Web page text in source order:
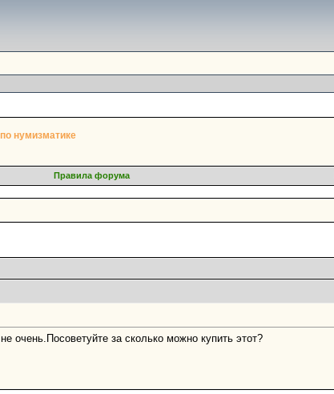
нумизматике
Правила форума
очень.Посоветуйте за сколько можно купить этот?